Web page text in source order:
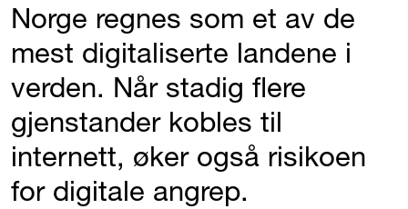
Norge regnes som et av de
mest digitaliserte landene i
verden. Når stadig flere
gjenstander kobles til
internett, øker også risikoen
for digitale angrep.